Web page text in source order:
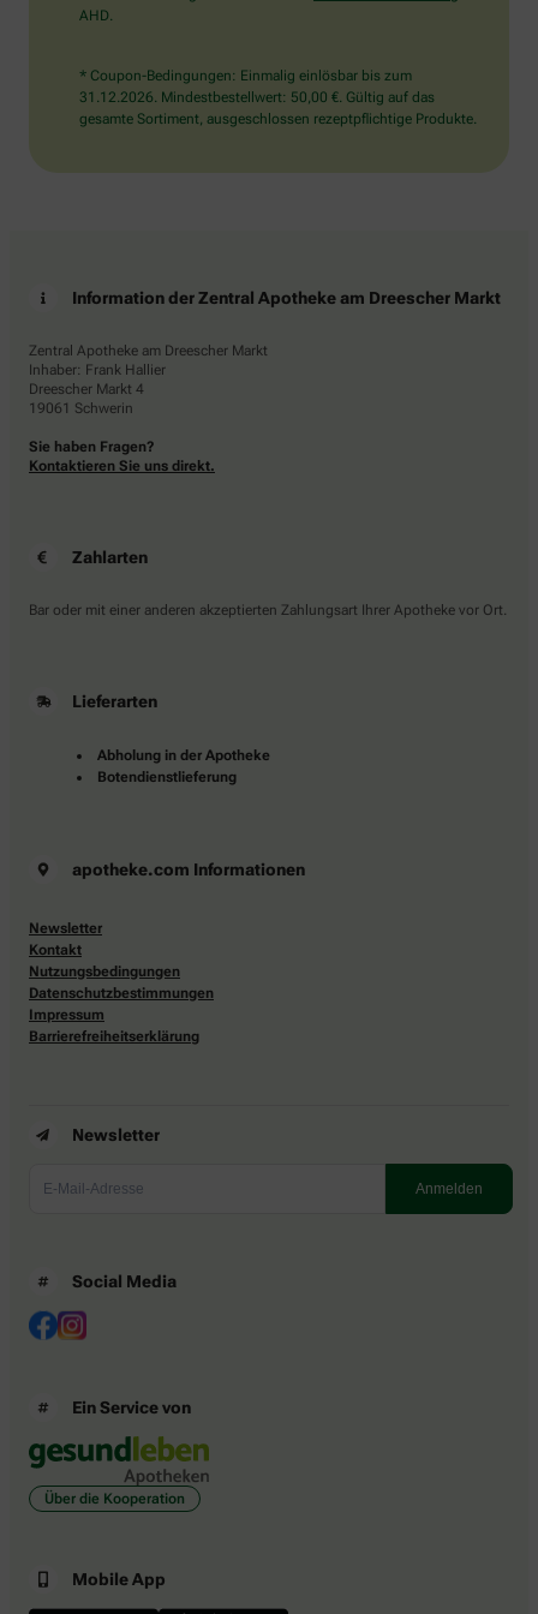
AHD.
* Coupon-Bedingungen: Einmalig einlösbar bis zum
31.12.2026. Mindestbestellwert: 50,00 €. Gültig auf das
gesamte Sortiment, ausgeschlossen rezeptpflichtige Produkte.
Information der Zentral Apotheke am Dreescher Markt
Zentral Apotheke am Dreescher Markt
Inhaber: Frank Hallier
Dreescher Markt 4
19061 Schwerin
Sie haben Fragen?
Kontaktieren Sie uns direkt.
Zahlarten
Bar oder mit einer anderen akzeptierten Zahlungsart Ihrer Apotheke vor Ort.
Lieferarten
Abholung in der Apotheke
Botendienstlieferung
apotheke.com Informationen
Newsletter
Kontakt
Nutzungsbedingungen
Datenschutzbestimmungen
Impressum
Barrierefreiheitserklärung
Newsletter
Social Media
Ein Service von
Über die Kooperation
Mobile App